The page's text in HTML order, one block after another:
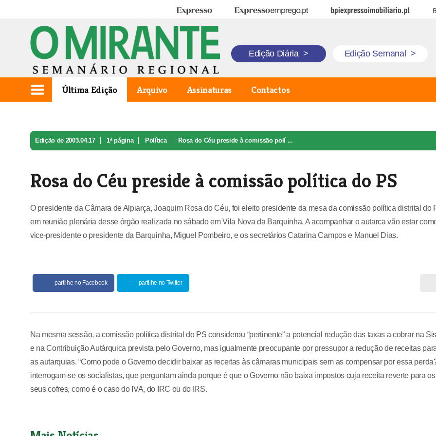
Expresso Expresso Emprego BPI Expresso Imobiliário
Edição Diária > Edição Semanal >
Última Edição Arquivo Assinaturas Contactos
Edição de 2003.04.17 1ª página Política Rosa do Céu preside à comissão polí ...
Rosa do Céu preside à comissão política do PS
O presidente da Câmara de Alpiarça, Joaquim Rosa do Céu, foi eleito presidente da mesa da comissão política distrital do
em reunião plenária desse órgão realizada no sábado em Vila Nova da Barquinha. A acompanhar o autarca vão estar
vice-presidente o presidente da Barquinha, Miguel Pombeiro, e os secretários Catarina Campos e Manuel Dias.
partilhe no Facebook partilhe no Twitter
Na mesma sessão, a comissão política distrital do PS considerou “pertinente” a potencial redução das taxas a cobrar na
e na Contribuição Autárquica prevista pelo Governo, mas igualmente preocupante por pressupor a redução de receitas
as autarquias. “Como pode o Governo decidir baixar as receitas às câmaras municipais sem as compensar por essa
interrogam-se os socialistas, que perguntam ainda porque é que o Governo não baixa impostos cuja receita reverte para os
seus cofres, como é o caso do IVA, do IRC ou do IRS.